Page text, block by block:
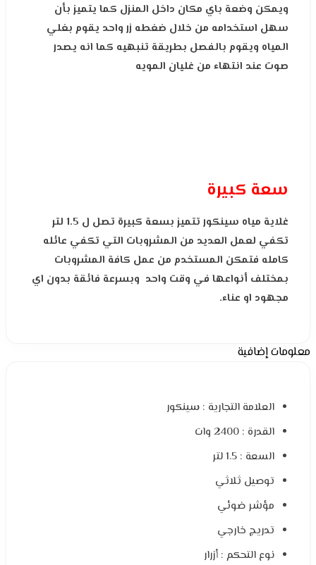
ويمكن وضعة باي مكان داخل المنزل كما يتميز بأن
سهل استخدامه من خلال ضغطه زر واحد يقوم بغلي
المياه ويقوم بالفصل بطريقة تنبهيه كما انه يصدر
صوت عند انتهاء من غليان المويه
سعة كبيرة
غلاية مياه سينكور تتميز بسعة كبيرة تصل ل 1.5 لتر
تكفي لعمل العديد من المشروبات التي تكفي عائله
كامله فتمكن المستخدم من عمل كافة المشروبات
بمختلف أنواعها في وقت واحد وبسرعة فائقة بدون اي
مجهود او عناء.
معلومات إضافية
العلامة التجارية : سينكور
القدرة : 2400 وات
السعة : 1.5 لتر
توصيل ثلاثي
مؤشر ضوئي
تدريج خارجي
نوع التحكم : أزرار